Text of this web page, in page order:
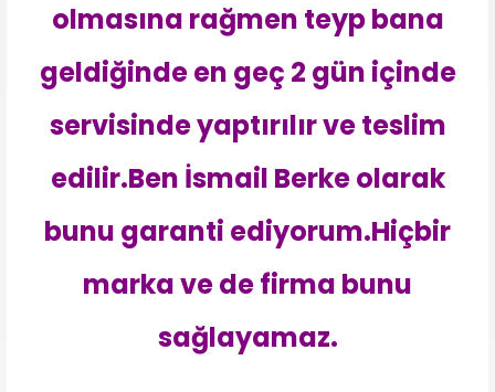
olmasına rağmen teyp bana
geldiğinde en geç 2 gün içinde
servisinde yaptırılır ve teslim
edilir.Ben İsmail Berke olarak
bunu garanti ediyorum.Hiçbir
marka ve de firma bunu
sağlayamaz.